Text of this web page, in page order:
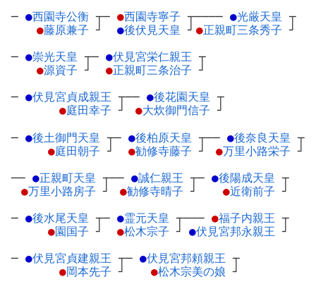
─ ●西園寺公衡 ┬
●藤原兼子 ┘
─ ●西園寺寧子 ┬
●後伏見天皇 ┘
──── ●光厳天皇 ┬
●正親町三条秀子 ┘
─ ●崇光天皇 ┬
●源資子 ┘
─ ●伏見宮栄仁親王 ┬
●正親町三条治子 ┘
─ ●伏見宮貞成親王 ┬
●庭田幸子 ┘
── ●後花園天皇 ┬
●大炊御門信子 ┘
─ ●後土御門天皇 ┬
●庭田朝子 ┘
─ ●後柏原天皇 ┬
●勧修寺藤子 ┘
── ●後奈良天皇 ┬
●万里小路栄子 ┘
── ●正親町天皇 ┬
●万里小路房子 ┘
── ●誠仁親王 ┬
●勧修寺晴子 ┘
─ ●後陽成天皇 ┬
●近衛前子 ┘
─ ●後水尾天皇 ┬
●園国子 ┘
─ ●霊元天皇 ┬
●松木宗子 ┘
─── ●福子内親王 ┬
●伏見宮邦永親王 ┘
─ ●伏見宮貞建親王 ┬
●岡本先子 ┘
─ ●伏見宮邦頼親王 ┬
●松木宗美の娘 ┘